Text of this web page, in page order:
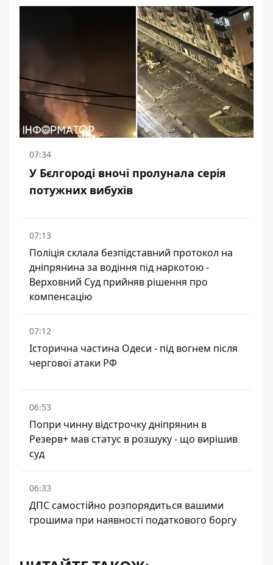
07:34
У Бєлгороді вночі пролунала серія
потужних вибухів
07:13
Поліція склала безпідставний протокол на
дніпрянина за водіння під наркотою -
Верховний Суд прийняв рішення про
компенсацію
07:12
Історична частина Одеси - під вогнем після
чергової атаки РФ
06:53
Попри чинну відстрочку дніпрянин в
Резерв+ мав статус в розшуку - що вирішив
суд
06:33
ДПС самостійно розпорядиться вашими
грошима при наявності податкового боргу